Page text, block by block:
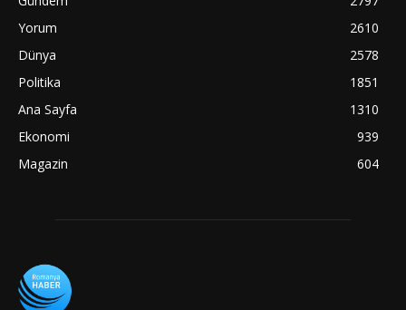
Yorum
2610
Dünya
2578
Politika
1851
Ana Sayfa
1310
Ekonomi
939
Magazin
604